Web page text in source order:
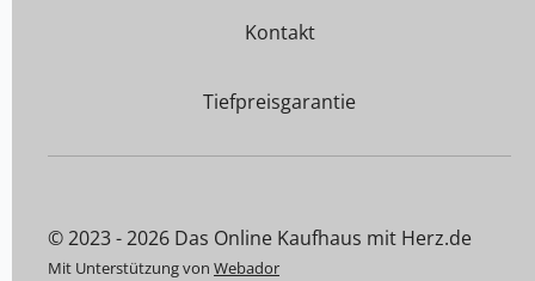
Kontakt
Tiefpreisgarantie
© 2023 - 2026 Das Online Kaufhaus mit Herz.de
Mit Unterstützung von Webador